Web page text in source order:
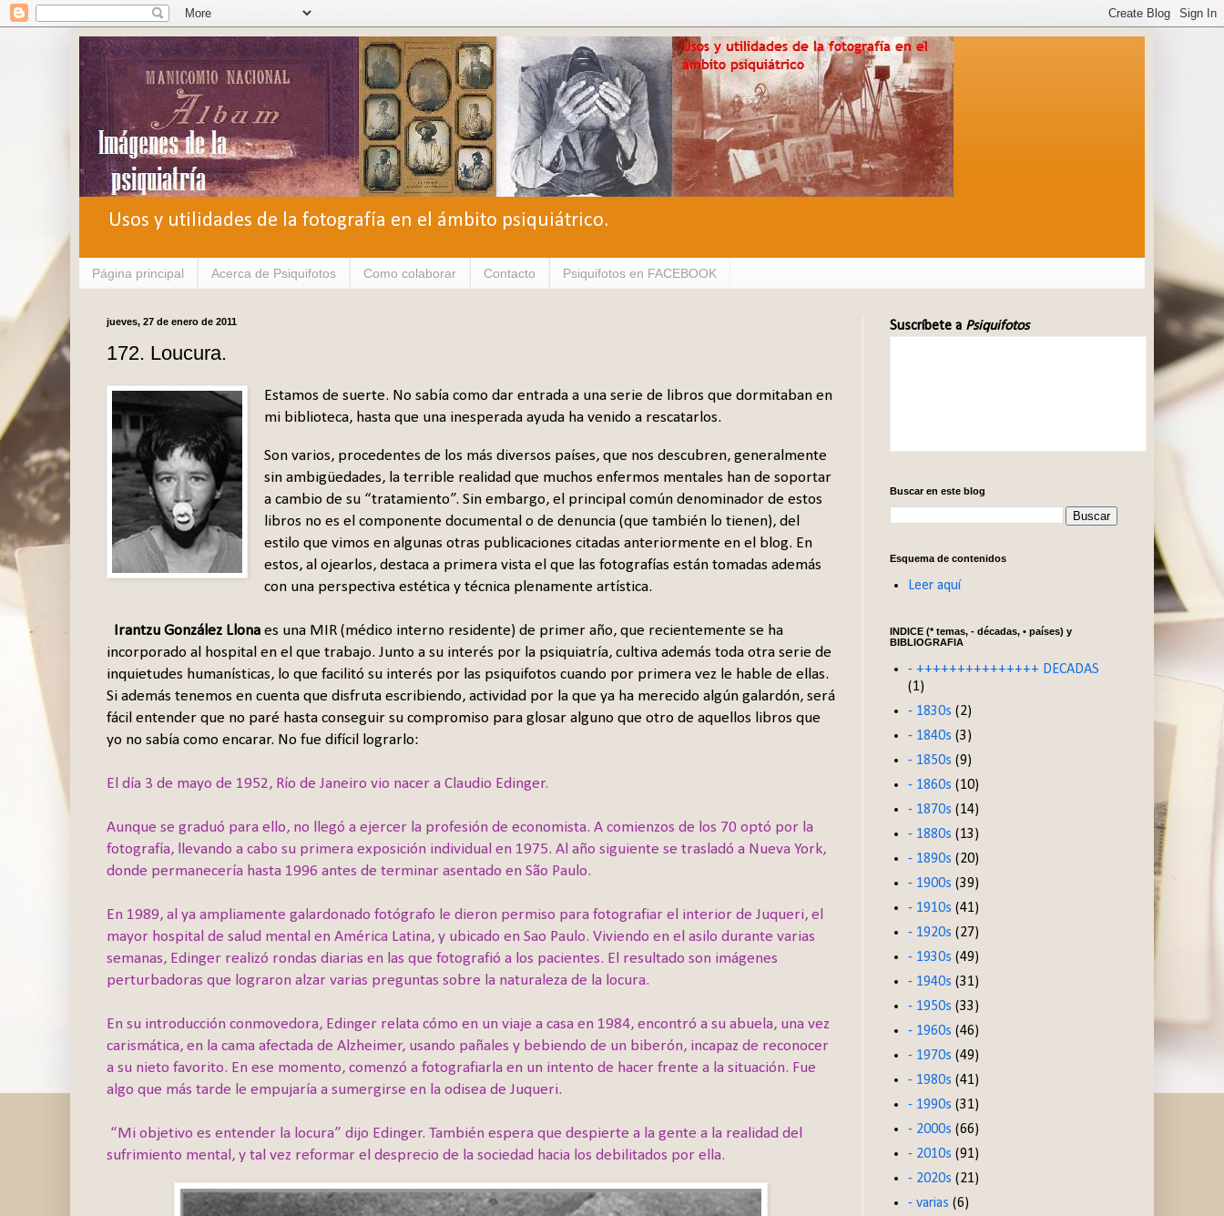
Usos y utilidades de la fotografía en el ámbito psiquiátrico.
Página principal Acerca de Psiquifotos Como colaborar Contacto Psiquifotos en FACEBOOK
jueves, 27 de enero de 2011
172. Loucura.
Estamos de suerte. No sabía como dar entrada a una serie de libros que dormitaban en
mi biblioteca, hasta que una inesperada ayuda ha venido a rescatarlos.
Son varios, procedentes de los más diversos países, que nos descubren, generalmente
sin ambigüedades, la terrible realidad que muchos enfermos mentales han de soportar
a cambio de su “tratamiento”. Sin embargo, el principal común denominador de estos
libros no es el componente documental o de denuncia (que también lo tienen), del
estilo que vimos en algunas otras publicaciones citadas anteriormente en el blog. En
estos, al ojearlos, destaca a primera vista el que las fotografías están tomadas además
con una perspectiva estética y técnica plenamente artística.
Irantzu González Llona es una MIR (médico interno residente) de primer año, que recientemente se ha
incorporado al hospital en el que trabajo. Junto a su interés por la psiquiatría, cultiva además toda otra serie de
inquietudes humanísticas, lo que facilitó su interés por las psiquifotos cuando por primera vez le hable de ellas.
Si además tenemos en cuenta que disfruta escribiendo, actividad por la que ya ha merecido algún galardón, será
fácil entender que no paré hasta conseguir su compromiso para glosar alguno que otro de aquellos libros que
yo no sabía como encarar. No fue difícil lograrlo:
El día 3 de mayo de 1952, Río de Janeiro vio nacer a Claudio Edinger.
Aunque se graduó para ello, no llegó a ejercer la profesión de economista. A comienzos de los 70 optó por la
fotografía, llevando a cabo su primera exposición individual en 1975. Al año siguiente se trasladó a Nueva York,
donde permanecería hasta 1996 antes de terminar asentado en São Paulo.
En 1989, al ya ampliamente galardonado fotógrafo le dieron permiso para fotografiar el interior de Juqueri, el
mayor hospital de salud mental en América Latina, y ubicado en Sao Paulo. Viviendo en el asilo durante varias
semanas, Edinger realizó rondas diarias en las que fotografió a los pacientes. El resultado son imágenes
perturbadoras que lograron alzar varias preguntas sobre la naturaleza de la locura.
En su introducción conmovedora, Edinger relata cómo en un viaje a casa en 1984, encontró a su abuela, una vez
carismática, en la cama afectada de Alzheimer, usando pañales y bebiendo de un biberón, incapaz de reconocer
a su nieto favorito. En ese momento, comenzó a fotografiarla en un intento de hacer frente a la situación. Fue
algo que más tarde le empujaría a sumergirse en la odisea de Juqueri.
“Mi objetivo es entender la locura” dijo Edinger. También espera que despierte a la gente a la realidad del
sufrimiento mental, y tal vez reformar el desprecio de la sociedad hacia los debilitados por ella.
Suscríbete a Psiquifotos
Buscar en este blog
Esquema de contenidos
Leer aquí
INDICE (* temas, - décadas, • países) y
BIBLIOGRAFIA
- +++++++++++++++ DECADAS
(1)
- 1830s (2)
- 1840s (3)
- 1850s (9)
- 1860s (10)
- 1870s (14)
- 1880s (13)
- 1890s (20)
- 1900s (39)
- 1910s (41)
- 1920s (27)
- 1930s (49)
- 1940s (31)
- 1950s (33)
- 1960s (46)
- 1970s (49)
- 1980s (41)
- 1990s (31)
- 2000s (66)
- 2010s (91)
- 2020s (21)
- varias (6)